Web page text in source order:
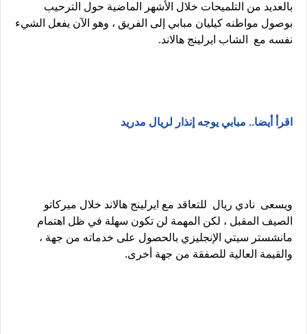
بالعديد من التلميحات خلال الأشهر الماضية حول الترحيب
بوصول مواطنه كيليان مبابي إلى الفريق ، وهو الآن يفعل الشيء
نفسه مع الشاب ايرلينج هالاند.
اقرأ أيضا.. مبابي يوجه إنذار لريال مدريد
ويسعى نادي ريال للتعاقد مع ايرلينج هالاند خلال ميركاتو
الصيف المقبل ، لكن المهمة لن تكون سهلة في ظل اهتمام
مانشستر سيتي الإنجليزي بالحصول على خدماته من جهة ،
والقيمة العالية للصفقة من جهة أخرى.